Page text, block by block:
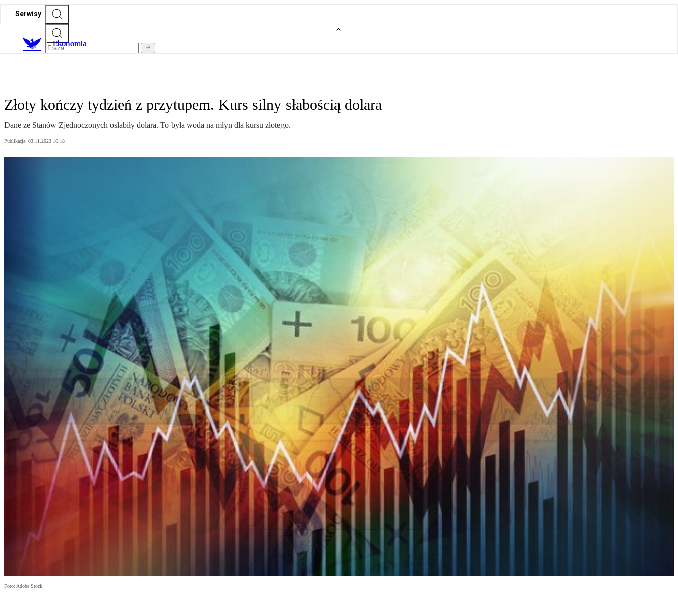
Serwisy
Ekonomia
Złoty kończy tydzień z przytupem. Kurs silny słabością dolara
Dane ze Stanów Zjednoczonych osłabiły dolara. To była woda na młyn dla kursu złotego.
Publikacja: 03.11.2023 16:18
Foto: Adobe Stock